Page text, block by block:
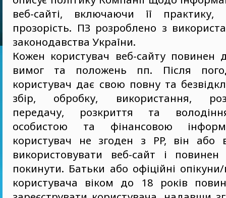
веб-сайті, включаючи її
прозорість. ПЗ розроблено з
законодавства України.
Кожен користувач веб-сайту повинен
вимог та положень пп. Після
користувач дає свою повну та
збір, обробку, використання,
передачу, розкриття та
особистою та фінансовою
користувач не згоден з PP, він
використовувати веб-сайт і
покинути. Батьки або офіційні
користувача віком до 18 років